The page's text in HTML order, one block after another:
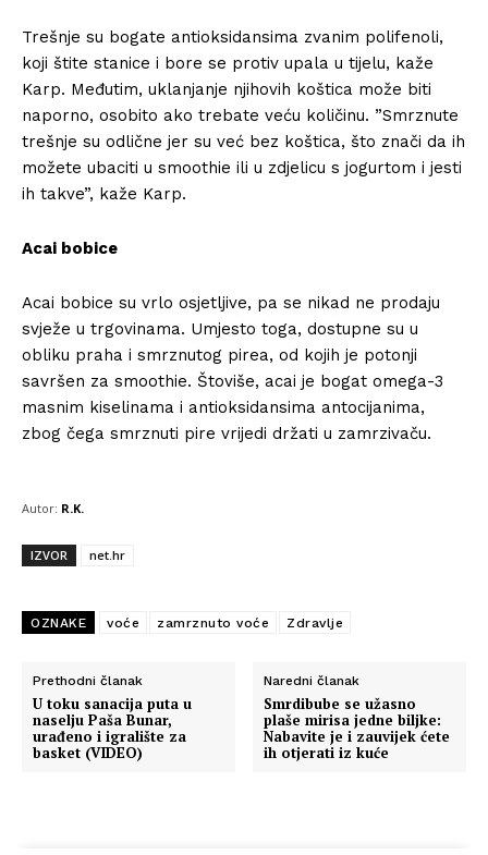
Trešnje su bogate antioksidansima zvanim polifenoli,
koji štite stanice i bore se protiv upala u tijelu, kaže
Karp. Međutim, uklanjanje njihovih koštica može biti
naporno, osobito ako trebate veću količinu. ”Smrznute
trešnje su odlične jer su već bez koštica, što znači da ih
možete ubaciti u smoothie ili u zdjelicu s jogurtom i jesti
ih takve”, kaže Karp.
Acai bobice
Acai bobice su vrlo osjetljive, pa se nikad ne prodaju
svježe u trgovinama. Umjesto toga, dostupne su u
obliku praha i smrznutog pirea, od kojih je potonji
savršen za smoothie. Štoviše, acai je bogat omega-3
masnim kiselinama i antioksidansima antocijanima,
zbog čega smrznuti pire vrijedi držati u zamrzivaču.
Autor: R.K.
IZVOR net.hr
OZNAKE voće zamrznuto voće Zdravlje
Prethodni članak
U toku sanacija puta u
naselju Paša Bunar,
urađeno i igralište za
basket (VIDEO)
Naredni članak
Smrdibube se užasno
plaše mirisa jedne biljke:
Nabavite je i zauvijek ćete
ih otjerati iz kuće